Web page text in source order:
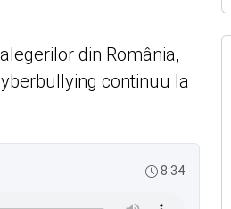
din România,
continuu la
8:34